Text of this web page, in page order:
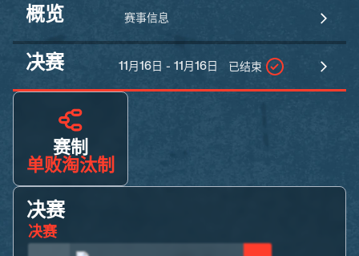
概览 赛事信息
决赛 11月16日 - 11月16日 已结束
赛制
单败淘汰制
决赛
决赛